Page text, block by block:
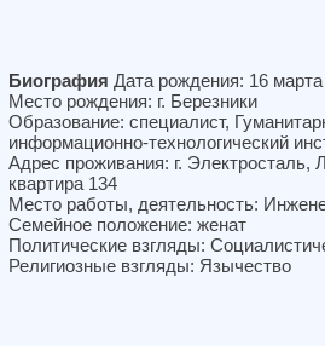
Биография Дата рождения: 16 марта
Место рождения: г. Березники
Образование: специалист,
информационно-технологический
Адрес проживания: г. Электросталь,
квартира 134
Место работы, деятельность:
Семейное положение: женат
Политические взгляды:
Религиозные взгляды: Язычество